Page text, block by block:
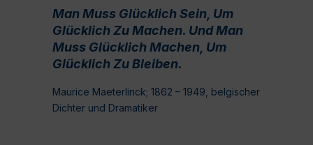
Man Muss Glücklich Sein, Um
Glücklich Zu Machen. Und Man
Muss Glücklich Machen, Um
Glücklich Zu Bleiben.
Maurice Maeterlinck; 1862 – 1949, belgischer
Dichter und Dramatiker